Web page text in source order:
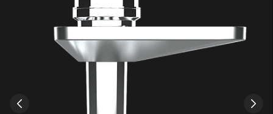
‹ ›
Накопленными бонусами можно оплатить до 99% стоимости
следующей покупки:детальнее